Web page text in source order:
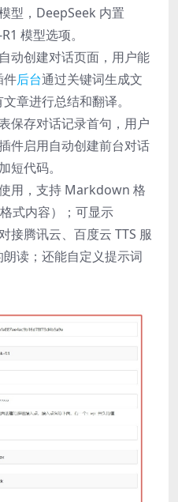
型，DeepSeek 内置
模型选项。
动创建对话页面，用户能
件后台通过关键词生成文
章进行总结和翻译。
保存对话记录首句，用户
件启用自动创建前台对话
短代码。
用，支持 Markdown 格
式内容）；可显示
接腾讯云、百度云 TTS 服
读；还能自定义提示词